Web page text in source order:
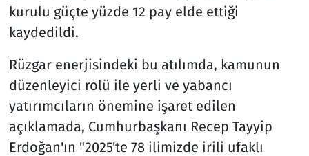
kurulu güçte yüzde 12 pay elde ettiği
kaydedildi.
Rüzgar enerjisindeki bu atılımda, kamunun
düzenleyici rolü ile yerli ve yabancı
yatırımcıların önemine işaret edilen
açıklamada, Cumhurbaşkanı Recep Tayyip
Erdoğan'ın "2025'te 78 ilimizde irili ufaklı